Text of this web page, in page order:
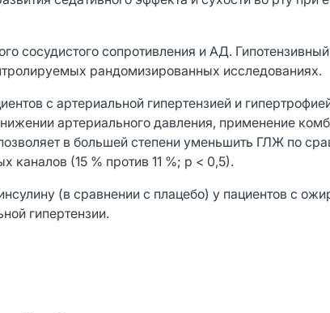
сосудистого сопротивления и АД.
рандомизированных исследованиях.
с артериальной гипертензией и
артериального давления, применение
в большей степени уменьшить ГЛЖ по
каналов (15 % против 11 %; р < 0,5).
(в сравнении с плацебо) у пациентов с
гипертензии.